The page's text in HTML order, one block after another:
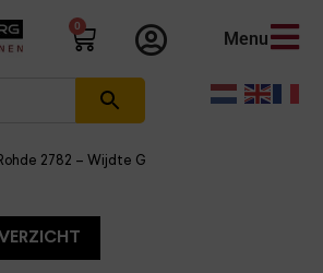
0
Menu
Rohde 2782 – Wijdte G